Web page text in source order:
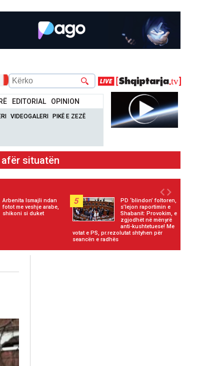
EDITORIAL OPINION
VIDEOGALERI PIKË E ZEZË
aksesin e medias
Arbenita Ismajli ndan
fotot me veshje arabe,
shikoni si duket
5
PD ‘blindon’ foltoren,
s’lejon raportimin e
Shabanit: Provokim, e
zgjodhët në mënyrë
anti-kushtetuese! Me
votat e PS, pr.rezolutat shtyhen për
seancën e radhës